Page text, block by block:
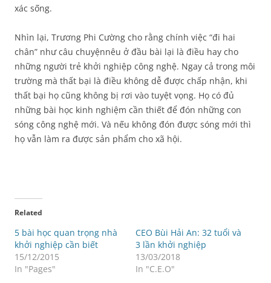
xác sống.
Nhìn lại, Trương Phi Cường cho rằng chính việc “đi hai
chân” như câu chuyệnnêu ở đầu bài lại là điều hay cho
những người trẻ khởi nghiệp công nghệ. Ngay cả trong môi
trường mà thất bại là điều không dễ được chấp nhận, khi
thất bại họ cũng không bị rơi vào tuyệt vọng. Họ có đủ
những bài học kinh nghiệm cần thiết để đón những con
sóng công nghệ mới. Và nếu không đón được sóng mới thì
họ vẫn làm ra được sản phẩm cho xã hội.
Related
5 bài học quan trọng nhà
khởi nghiệp cần biết
15/12/2015
In "Pages"
CEO Bùi Hải An: 32 tuổi và
3 lần khởi nghiệp
13/03/2018
In "C.E.O"